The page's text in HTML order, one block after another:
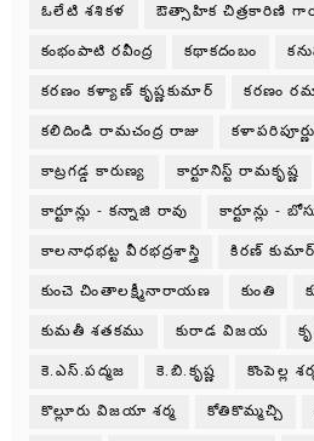
ఓలేటి శశికళ ఔత్సాహిక చిత్రకారిణి
కంభంపాటి రవీంద్ర కథాకదంబం
కరణం కళ్యాణ్ కృష్ణకుమార్ కరణం
కలిదిండి రామచంద్ర రాజు
కాట్రగడ్డ కారుణ్య కార్టూనిస్ట్ రామకృష్ణ
కార్టూన్లు - కన్నాజి రావు కార్టూన్లు -
కాలనాధభట్ట వీరభద్రశాస్త్రి కిరణ్
కుంచె చింతాలక్ష్మీనారాయణ కుంతి
కుమతీ శతకము కురాడ విజయ
కె.ఎస్.పద్మజ కె.బి.కృష్ణ కొంపెల్ల
కొల్లూరు విజయా శర్మ కోతికొమ్మచ్చి